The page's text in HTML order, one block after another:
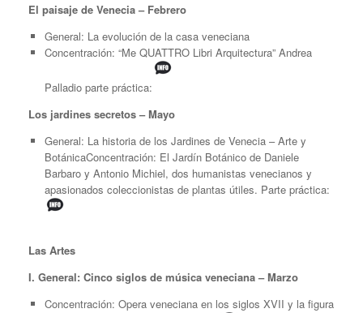
El paisaje de Venecia – Febrero
General: La evolución de la casa veneciana
Concentración: “Me QUATTRO Libri Arquitectura” Andrea
Palladio parte práctica:
Los jardines secretos – Mayo
General: La historia de los Jardines de Venecia – Arte y
BotánicaConcentración: El Jardín Botánico de Daniele
Barbaro y Antonio Michiel, dos humanistas venecianos y
apasionados coleccionistas de plantas útiles. Parte práctica:
Las Artes
I. General: Cinco siglos de música veneciana – Marzo
Concentración: Opera veneciana en los siglos XVII y la figura